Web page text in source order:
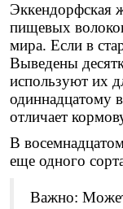
Эккендорфская
пищевых
мира. Если в
Выведены
используют их
одиннадцатому
отличает
В
еще одного
Важно: Может